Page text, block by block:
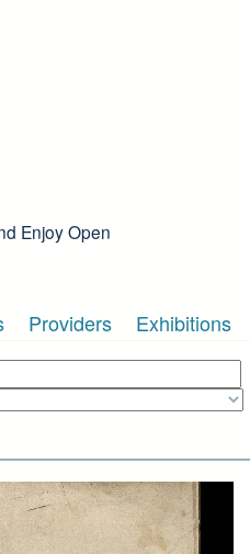
Enjoy Open
Providers Exhibitions